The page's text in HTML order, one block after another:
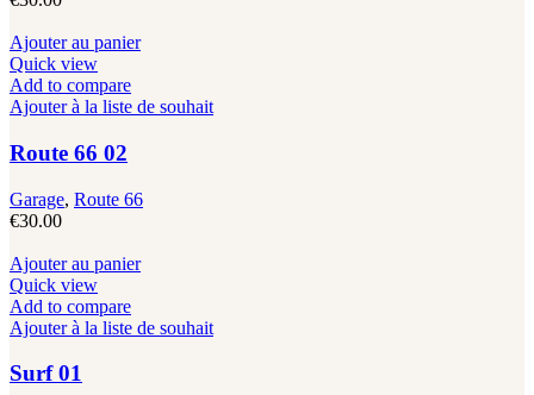
Ajouter au panier
Quick view
Add to compare
Ajouter à la liste de souhait
Route 66 02
Garage, Route 66
€30.00
Ajouter au panier
Quick view
Add to compare
Ajouter à la liste de souhait
Surf 01